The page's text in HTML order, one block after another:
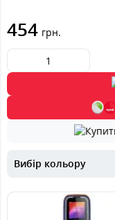
454 грн.
Вибір кольору